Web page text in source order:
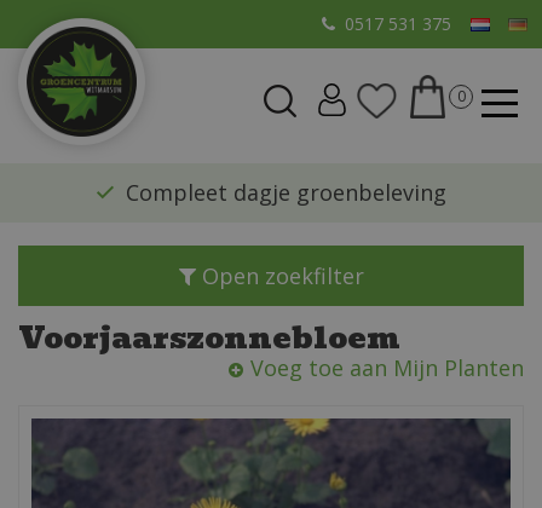
a
0517 531 375
​Compleet dagje groenbeleving
Open zoekfilter
Voorjaarszonnebloem
Voeg toe aan Mijn Planten